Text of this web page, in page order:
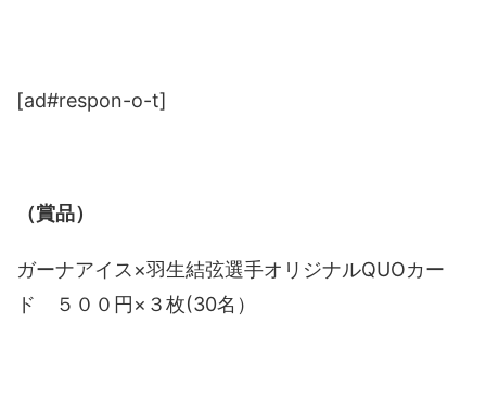
[ad#respon-o-t]
（賞品）
ガーナアイス×羽生結弦選手オリジナルQUOカー
ド ５００円×３枚(30名）